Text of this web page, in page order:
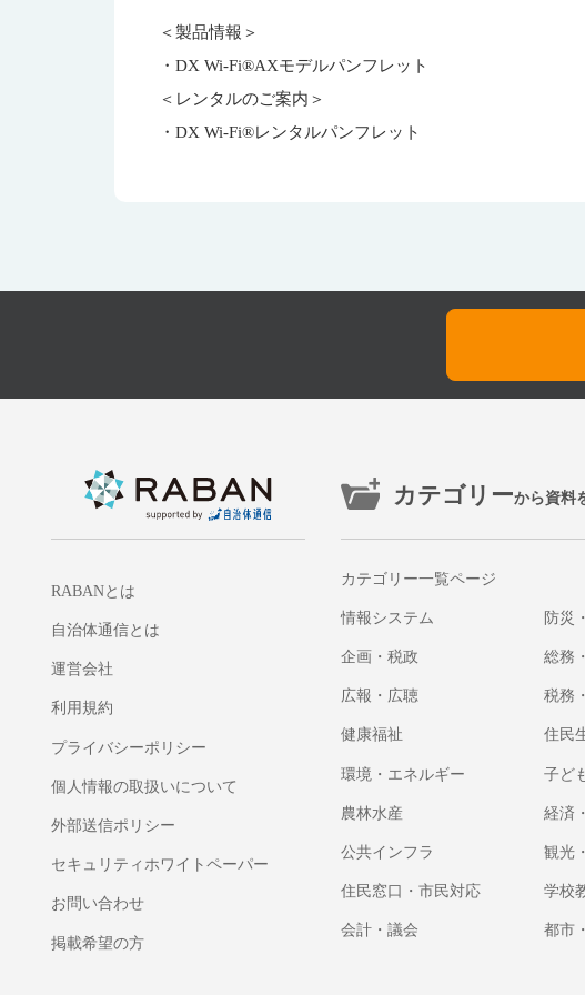
＜製品情報＞
・DX Wi-Fi®AXモデルパンフレット
＜レンタルのご案内＞
・DX Wi-Fi®レンタルパンフレット
RABANとは
自治体通信とは
運営会社
利用規約
プライバシーポリシー
個人情報の取扱いについて
外部送信ポリシー
セキュリティホワイトペーパー
お問い合わせ
掲載希望の方
カテゴリーから資料
カテゴリー一覧ページ
情報システム
企画・税政
広報・広聴
健康福祉
環境・エネルギー
農林水産
公共インフラ
住民窓口・市民対応
会計・議会
防災
総務
税務
住民
子ど
経済
観光
学校
都市